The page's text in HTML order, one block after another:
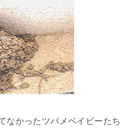
なかったツバメベイビーたち